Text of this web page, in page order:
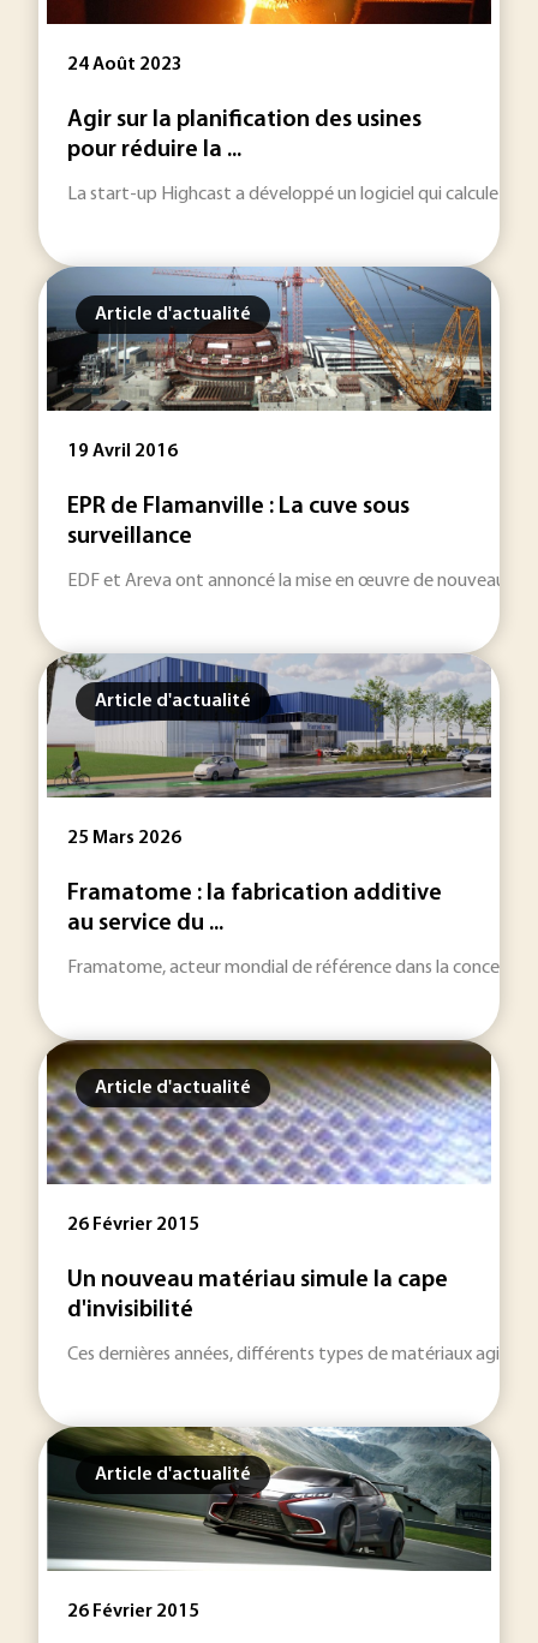
24 Août 2023
Agir sur la planification des usines
pour réduire la ...
La start-up Highcast a développé un logiciel qui calcule le
Article d'actualité
19 Avril 2016
EPR de Flamanville : La cuve sous
surveillance
EDF et Areva ont annoncé la mise en œuvre de nouveaux
Article d'actualité
25 Mars 2026
Framatome : la fabrication additive
au service du ...
Framatome, acteur mondial de référence dans la
Article d'actualité
26 Février 2015
Un nouveau matériau simule la cape
d'invisibilité
Ces dernières années, différents types de matériaux
Article d'actualité
26 Février 2015